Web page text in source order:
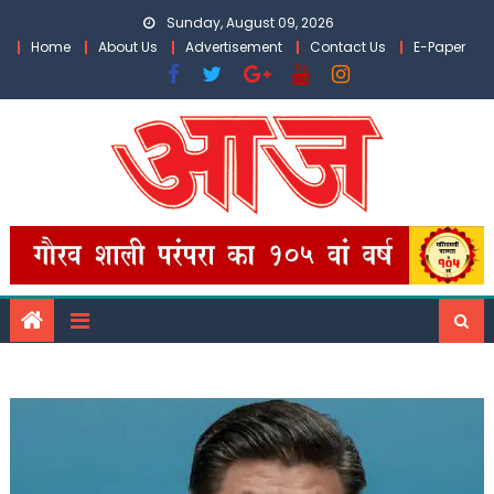
Sunday, August 09, 2026
Home
About Us Advertisement Contact Us E-Paper